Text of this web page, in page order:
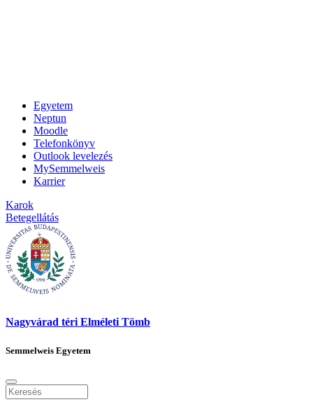
Egyetem
Neptun
Moodle
Telefonkönyv
Outlook levelezés
MySemmelweis
Karrier
Karok
Betegellátás
Nagyvárad téri Elméleti Tömb
Semmelweis Egyetem